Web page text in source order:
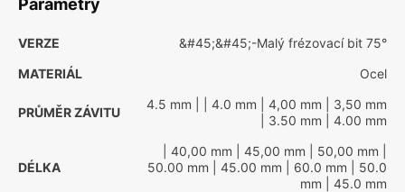
Parametry
VERZE
&#45;&#45;-Malý frézovací bit 75°
MATERIÁL
Ocel
PRŮMĚR ZÁVITU
4.5 mm | 4.0 mm | 4,00 mm | 3,50 mm
| 3.50 mm | 4.00 mm
DÉLKA
| 40,00 mm | 45,00 mm | 50,00 mm
50.00 mm | 45.00 mm | 60.0 mm | 50.0
mm | 45.0 mm